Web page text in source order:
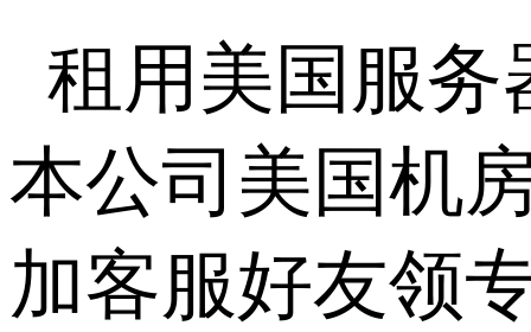
租用美国服务
本公司美国机
加客服好友领